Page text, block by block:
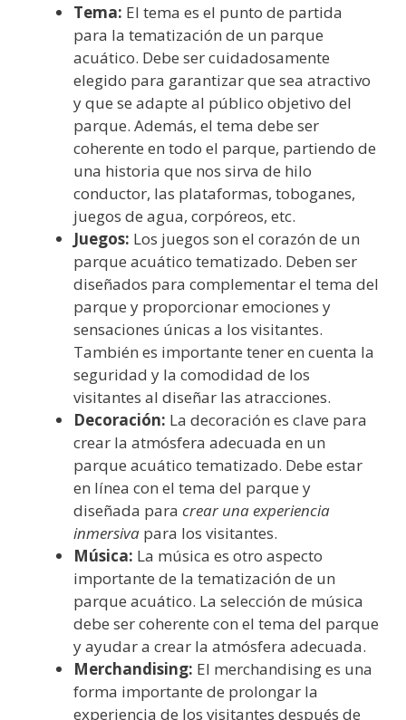
Tema: El tema es el punto de partida
para la tematización de un parque
acuático. Debe ser cuidadosamente
elegido para garantizar que sea atractivo
y que se adapte al público objetivo del
parque. Además, el tema debe ser
coherente en todo el parque, partiendo de
una historia que nos sirva de hilo
conductor, las plataformas, toboganes,
juegos de agua, corpóreos, etc.
Juegos: Los juegos son el corazón de un
parque acuático tematizado. Deben ser
diseñados para complementar el tema del
parque y proporcionar emociones y
sensaciones únicas a los visitantes.
También es importante tener en cuenta la
seguridad y la comodidad de los
visitantes al diseñar las atracciones.
Decoración: La decoración es clave para
crear la atmósfera adecuada en un
parque acuático tematizado. Debe estar
en línea con el tema del parque y
diseñada para crear una experiencia
inmersiva para los visitantes.
Música: La música es otro aspecto
importante de la tematización de un
parque acuático. La selección de música
debe ser coherente con el tema del parque
y ayudar a crear la atmósfera adecuada.
Merchandising: El merchandising es una
forma importante de prolongar la
experiencia de los visitantes después de